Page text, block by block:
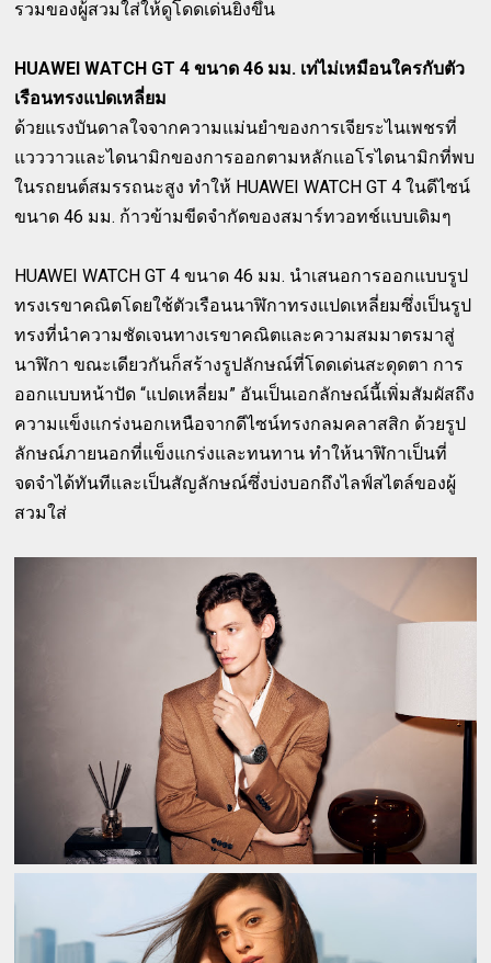
รวมของผู้สวมใส่ให้ดูโดดเด่นยิ่งขึ้น
HUAWEI WATCH GT 4 ขนาด 46 มม. เท่ไม่เหมือนใครกับตัว
เรือนทรงแปดเหลี่ยม
ด้วยแรงบันดาลใจจากความแม่นยำของการเจียระไนเพชรที่
แวววาวและไดนามิกของการออกตามหลักแอโรไดนามิกที่พบ
ในรถยนต์สมรรถนะสูง ทำให้ HUAWEI WATCH GT 4 ในดีไซน์
ขนาด 46 มม. ก้าวข้ามขีดจำกัดของสมาร์ทวอทช์แบบเดิมๆ
HUAWEI WATCH GT 4 ขนาด 46 มม. นำเสนอการออกแบบรูป
ทรงเรขาคณิตโดยใช้ตัวเรือนนาฬิกาทรงแปดเหลี่ยมซึ่งเป็นรูป
ทรงที่นำความชัดเจนทางเรขาคณิตและความสมมาตรมาสู่
นาฬิกา ขณะเดียวกันก็สร้างรูปลักษณ์ที่โดดเด่นสะดุดตา การ
ออกแบบหน้าปัด “แปดเหลี่ยม” อันเป็นเอกลักษณ์นี้เพิ่มสัมผัสถึง
ความแข็งแกร่งนอกเหนือจากดีไซน์ทรงกลมคลาสสิก ด้วยรูป
ลักษณ์ภายนอกที่แข็งแกร่งและทนทาน ทำให้นาฬิกาเป็นที่
จดจำได้ทันทีและเป็นสัญลักษณ์ซึ่งบ่งบอกถึงไลฟ์สไตล์ของผู้
สวมใส่